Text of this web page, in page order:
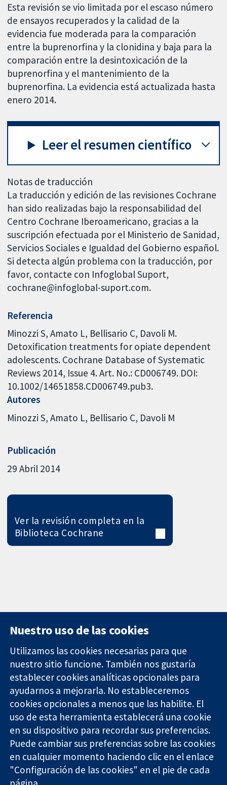
Esta revisión se vio limitada por el escaso número
de ensayos recuperados y la calidad de la
evidencia fue moderada para la comparación
entre la buprenorfina y la clonidina y baja para la
comparación entre la desintoxicación de la
buprenorfina y el mantenimiento de la
buprenorfina. La evidencia está actualizada hasta
enero 2014.
Leer el resumen científico
Notas de traducción
La traducción y edición de las revisiones Cochrane
han sido realizadas bajo la responsabilidad del
Centro Cochrane Iberoamericano, gracias a la
suscripción efectuada por el Ministerio de Sanidad,
Servicios Sociales e Igualdad del Gobierno español.
Si detecta algún problema con la traducción, por
favor, contacte con Infoglobal Suport,
cochrane@infoglobal-suport.com.
Referencia
Minozzi S, Amato L, Bellisario C, Davoli M.
Detoxification treatments for opiate dependent
adolescents. Cochrane Database of Systematic
Reviews 2014, Issue 4. Art. No.: CD006749. DOI:
10.1002/14651858.CD006749.pub3.
Autores
Minozzi S Amato L Bellisario C Davoli M
Publicación
29 Abril 2014
Ver la revisión completa en la
Biblioteca Cochrane
Evidencia fiable.
Decisiones
informadas.
Mejor salud.
11-13 Cavendish
Square
Londres
W1G 0AN
Reino Unido
Contacto
Noticias
Prensa
Sobre
nosotros
Empleo
Cochrane
Library
Nuestro uso de las cookies
Utilizamos las cookies necesarias para que
nuestro sitio funcione. También nos gustaría
establecer cookies analíticas opcionales para
ayudarnos a mejorarla. No estableceremos
cookies opcionales a menos que las habilite. El
uso de esta herramienta establecerá una cookie
en su dispositivo para recordar sus preferencias.
Puede cambiar sus preferencias sobre las cookies
en cualquier momento haciendo clic en el enlace
"Configuración de las cookies" en el pie de cada